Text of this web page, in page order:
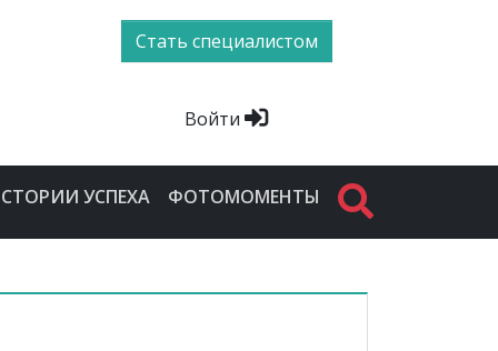
Стать специалистом
Войти
УСПЕХА ФОТОМОМЕНТЫ